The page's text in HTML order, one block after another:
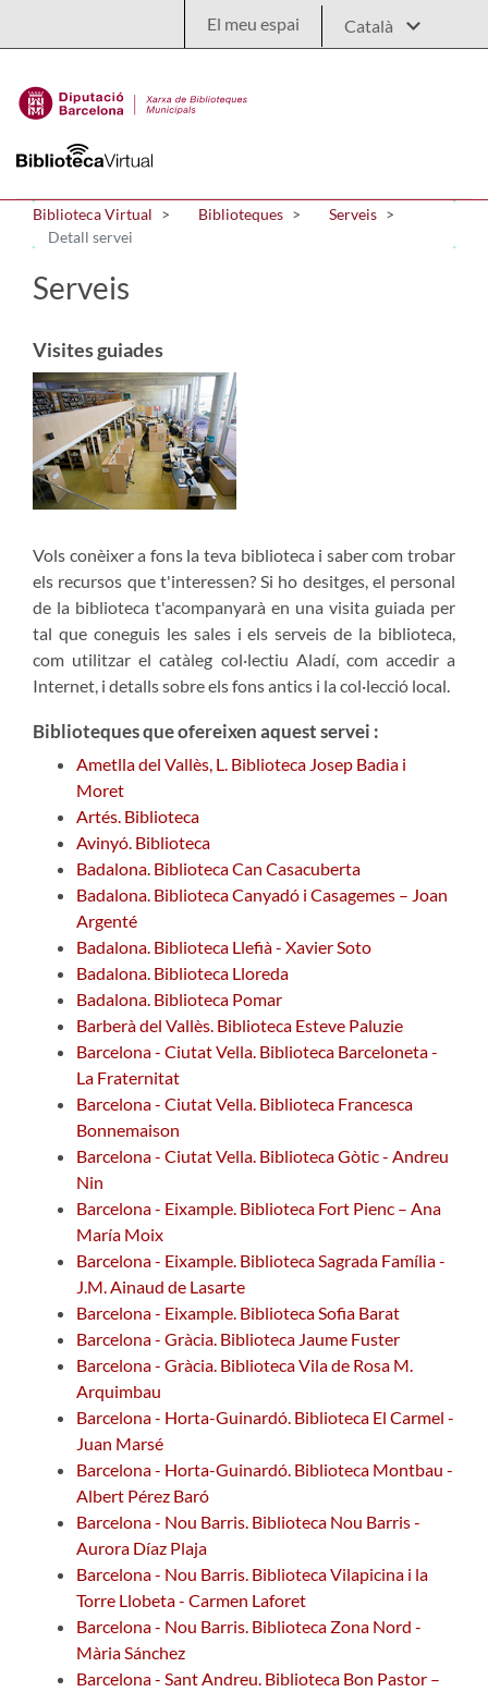
El meu espai
Biblioteca Virtual Biblioteques
Serveis
Detall servei
Serveis
Visites guiades
Vols conèixer a fons la teva biblioteca i saber com trobar
els recursos que t'interessen? Si ho desitges, el personal
de la biblioteca t'acompanyarà en una visita guiada per
tal que coneguis les sales i els serveis de la biblioteca,
com utilitzar el catàleg col·lectiu Aladí, com accedir a
Internet, i detalls sobre els fons antics i la col·lecció local.
Biblioteques que ofereixen aquest servei :
Ametlla del Vallès, L. Biblioteca Josep Badia i
Moret
Artés. Biblioteca
Avinyó. Biblioteca
Badalona. Biblioteca Can Casacuberta
Badalona. Biblioteca Canyadó i Casagemes – Joan
Argenté
Badalona. Biblioteca Llefià - Xavier Soto
Badalona. Biblioteca Lloreda
Badalona. Biblioteca Pomar
Barberà del Vallès. Biblioteca Esteve Paluzie
Barcelona - Ciutat Vella. Biblioteca Barceloneta -
La Fraternitat
Barcelona - Ciutat Vella. Biblioteca Francesca
Bonnemaison
Barcelona - Ciutat Vella. Biblioteca Gòtic - Andreu
Nin
Barcelona - Eixample. Biblioteca Fort Pienc – Ana
María Moix
Barcelona - Eixample. Biblioteca Sagrada Família -
J.M. Ainaud de Lasarte
Barcelona - Eixample. Biblioteca Sofia Barat
Barcelona - Gràcia. Biblioteca Jaume Fuster
Barcelona - Gràcia. Biblioteca Vila de Rosa M.
Arquimbau
Barcelona - Horta-Guinardó. Biblioteca El Carmel -
Juan Marsé
Barcelona - Horta-Guinardó. Biblioteca Montbau -
Albert Pérez Baró
Barcelona - Nou Barris. Biblioteca Nou Barris -
Aurora Díaz Plaja
Barcelona - Nou Barris. Biblioteca Vilapicina i la
Torre Llobeta - Carmen Laforet
Barcelona - Nou Barris. Biblioteca Zona Nord -
Mària Sánchez
Barcelona - Sant Andreu. Biblioteca Bon Pastor –